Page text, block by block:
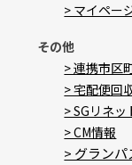
> マイペー
その他
> 連携市区
> 宅配便回
> SGリネ
> CM情報
> グラン